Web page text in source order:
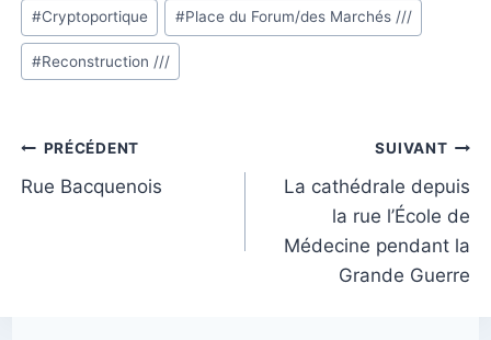
Étiquettes
de
la
#Cryptoportique #Place du Forum/des Marchés ///
#Reconstruction ///
Navigation
de
PRÉCÉDENT
Rue Bacquenois
SUIVANT
La cathédrale depuis
la rue l’École de
Médecine pendant la
Grande Guerre